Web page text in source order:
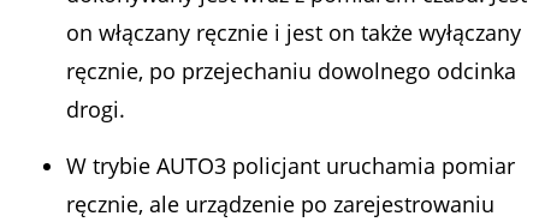
on włączany ręcznie i jest on także wyłączany
ręcznie, po przejechaniu dowolnego odcinka
drogi.
W trybie AUTO3 policjant uruchamia pomiar
ręcznie, ale urządzenie po zarejestrowaniu